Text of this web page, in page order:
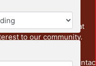
also includes some
from the
other institutions that
to our community.
Send